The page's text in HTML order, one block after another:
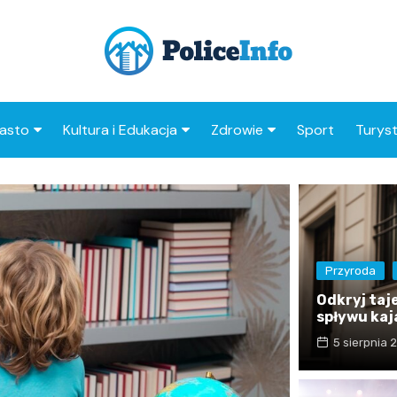
i polityka
i ekologia
Kultura i Edukacja
Teatr i sztuka
Biblioteka i literatura
Szkoły i przedszkola
Uczelnie i nauka
Zdrowie
Profilaktyka i zdrowie
Sport
Przyroda
Odkryj
spływu
5 sierpnia